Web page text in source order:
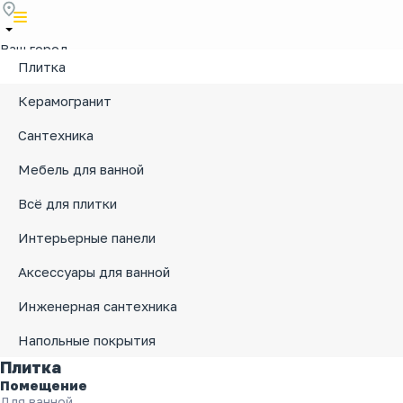
Ваш город
Изменить город
Выберите город
Брянск
Курск
Орёл
Дизайн-проект квартиры
Каталог товаров
Плитка
Керамогранит
Сантехника
Мебель для ванной
Всё для плитки
Интерьерные панели
Аксессуары для ванной
Инженерная сантехника
Напольные покрытия
Плитка
Помещение
Плитка
Керамогранит
Кварцвинил